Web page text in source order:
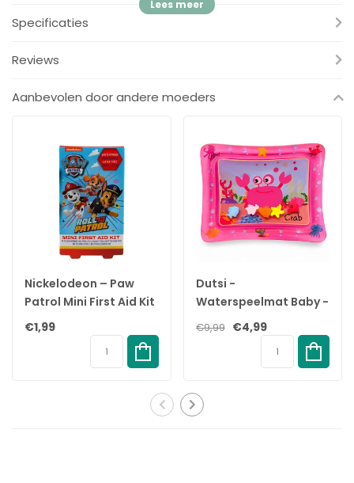
Kies het juiste debiet voor uw baby.
✓Het ontwerp van de speen voorkomt lekken en verspilling van
✓Compatibel met het Philips Avent-assortiment.
✓Gebruiksvriendelijk, eenvoudig te reinigen en snel te
Heb geduld terwijl de baby eraan went.
Voorkomt dat er lucht in het buikje van je baby komt.
Ontworpen om koliek en ongemak te verminderen.
Natuurlijke zuigreflex speen
De Natural Sucking Reflex speen sluit aan bij het natuurlijke
drinkritme van je baby, waardoor borstvoeding en flesvoeding
gemakkelijk te combineren zijn. De speen heeft een unieke
opening die alleen melk doorlaat als de baby actief drinkt. Dus
als de baby pauzeert om te slikken en te ademen, stopt de
Natuurlijke opbouw
De brede, zachte en flexibele speen is ontworpen om de vorm
Specificaties
Reviews
Aanbevolen door andere moeders
Nickelodeon – Paw
Patrol Mini First Aid Kit
– 2+ jaar
€1,99
Dutsi -
Waterspeelmat Baby -
Watermat - Stimuleert
Motorische
Ontwikkeling - BPA Vrij
Kraamcadeau -
61x50cm – Roze
€9,99 €4,99